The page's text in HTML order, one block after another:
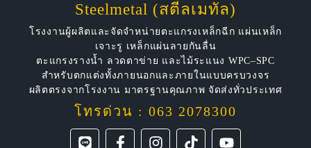
Steelmetal (สตีลเมทัล)
โรงงานผู้ผลิตและจัดจำหน่ายตะแกรงเหล็กฉีก แผ่นเหล็ก
เจาะรู เหล็กแผ่นลายกันลื่น
ตะแกรงรางน้ำ ลวดตาข่าย และไม้ระแนง WPC–SPC
สำหรับตกแต่งทั้งภายนอกและภายในแบบครบวงจร
ผลิตตรงจากโรงงาน มาตรฐานคุณภาพ จัดส่งทั่วประเทศ
โทรด่วน : 063 2078300